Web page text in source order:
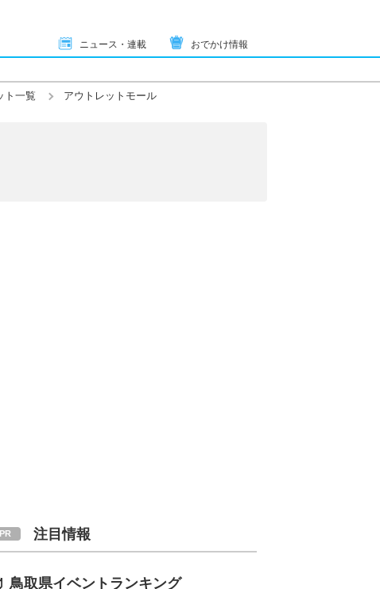
ニュース・連載 おでかけ情報
ト一覧 アウトレットモール
注目情報
鳥取県イベントランキング